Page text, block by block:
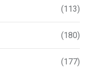
(113)
(180)
(177)